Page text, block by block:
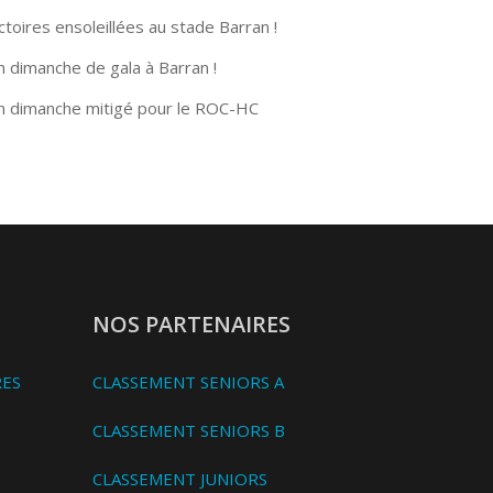
ensoleillées au stade Barran !
dimanche de gala à Barran !
dimanche mitigé pour le ROC-HC
NOS PARTENAIRES
CLASSEMENT SENIORS A
CLASSEMENT SENIORS B
CLASSEMENT JUNIORS